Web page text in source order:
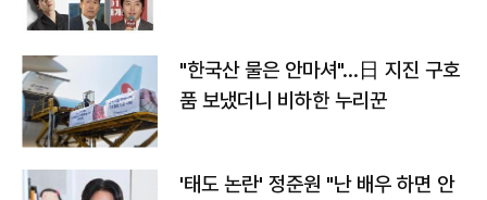
"한국산 물은 안마셔"…日 지진 구호
품 보냈더니 비하한 누리꾼
'태도 논란' 정준원 "난 배우 하면 안